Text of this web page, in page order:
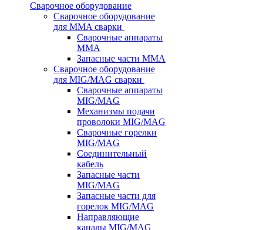
Сварочное оборудование
Сварочное оборудование
для MMA сварки
Сварочные аппараты
MMA
Запасные части MMA
Сварочное оборудование
для MIG/MAG сварки
Сварочные аппараты
MIG/MAG
Механизмы подачи
проволоки MIG/MAG
Сварочные горелки
MIG/MAG
Соединительный
кабель
Запасные части
MIG/MAG
Запасные части для
горелок MIG/MAG
Направляющие
каналы MIG/MAG